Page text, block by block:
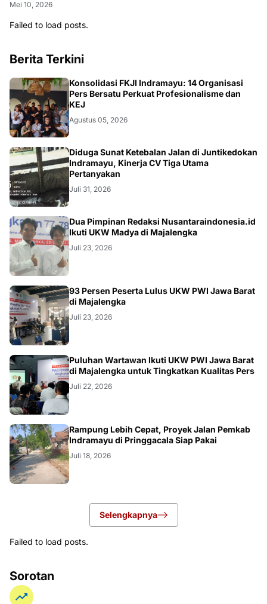
Mei 10, 2026
Failed to load posts.
Berita Terkini
Konsolidasi FKJI Indramayu: 14 Organisasi
Pers Bersatu Perkuat Profesionalisme dan
KEJ
Agustus 05, 2026
KRIMINAL
Diduga Sunat Ketebalan Jalan di Juntikedokan
Indramayu, Kinerja CV Tiga Utama
Pertanyakan
Juli 31, 2026
Dua Pimpinan Redaksi Nusantaraindonesia.id
Ikuti UKW Madya di Majalengka
Juli 23, 2026
93 Persen Peserta Lulus UKW PWI Jawa Barat
di Majalengka
Juli 23, 2026
Puluhan Wartawan Ikuti UKW PWI Jawa Barat
di Majalengka untuk Tingkatkan Kualitas Pers
Juli 22, 2026
LOKAL
Rampung Lebih Cepat, Proyek Jalan Pemkab
Indramayu di Pringgacala Siap Pakai
Juli 18, 2026
Selengkapnya
Failed to load posts.
Sorotan